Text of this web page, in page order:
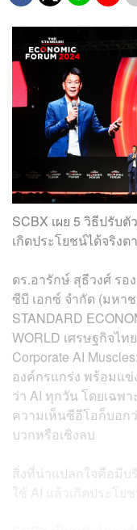
SCBX เผย 5 วิธีปรับ
เกิดประโยชน์ได้จริงต
ดร.อารักษ์ สุธีวงศ์ รอ
ซีบี เอกซ์ จำกัด (มหา
STANDARD
WORLD เศรษฐกิจไ
Corporate AI
องค์กรแกร่ง พร้อมแ
ว่า AI ทุกวัน โดยเฉพ
ความเห็นซีอีโอก็บอก
บวกหรือเชิงลบ
สิ่งที่น่าแปลกใจคือมีบ
ใช้ AI แล้วเกิดประโย